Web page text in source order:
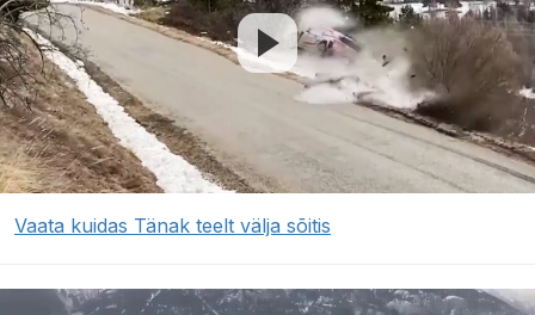
Vaata kuidas Tänak teelt välja sõitis